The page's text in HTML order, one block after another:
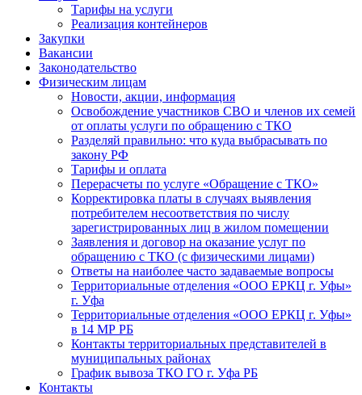
Тарифы на услуги
Реализация контейнеров
Закупки
Вакансии
Законодательство
Физическим лицам
Новости, акции, информация
Освобождение участников СВО и членов их семей
от оплаты услуги по обращению с ТКО
Разделяй правильно: что куда выбрасывать по
закону РФ
Тарифы и оплата
Перерасчеты по услуге «Обращение с ТКО»
Корректировка платы в случаях выявления
потребителем несоответствия по числу
зарегистрированных лиц в жилом помещении
Заявления и договор на оказание услуг по
обращению с ТКО (с физическими лицами)
Ответы на наиболее часто задаваемые вопросы
Территориальные отделения «ООО ЕРКЦ г. Уфы»
г. Уфа
Территориальные отделения «ООО ЕРКЦ г. Уфы»
в 14 МР РБ
Контакты территориальных представителей в
муниципальных районах
График вывоза ТКО ГО г. Уфа РБ
Контакты